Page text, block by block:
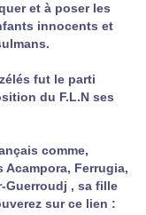
et à poser les
innocents et
fut le parti
du F.L.N ses
comme,
Acampora, Ferrugia,
Guerroudj , sa fille
sur ce lien :